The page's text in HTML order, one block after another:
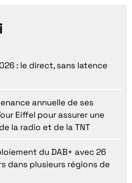
: le direct, sans latence
annuelle de ses
Eiffel pour assurer une
la radio et de la TNT
du DAB+ avec 26
dans plusieurs régions de